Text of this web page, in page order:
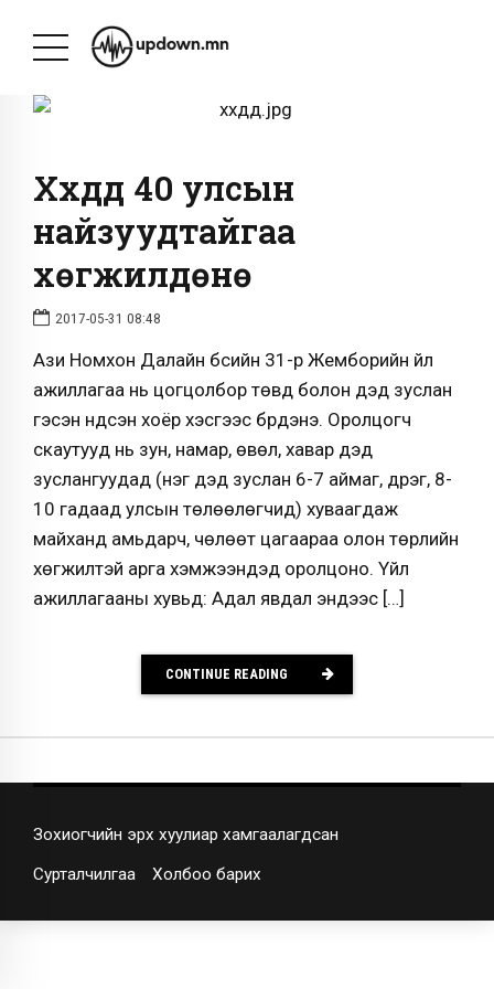
Хүүхдүүд 40 улсын
найзуудтайгаа
хөгжилдөнө
2017-05-31 08:48
Ази Номхон Далайн бүсийн 31-р Жемборийн үйл
ажиллагаа нь цогцолбор төвүүд болон дэд зуслан
гэсэн үндсэн хоёр хэсгээс бүрдэнэ. Оролцогч
скаутууд нь зун, намар, өвөл, хавар дэд
зуслангуудад (нэг дэд зуслан 6-7 аймаг, дүүрэг, 8-
10 гадаад улсын төлөөлөгчид) хуваагдаж
майханд амьдарч, чөлөөт цагаараа олон төрлийн
хөгжилтэй арга хэмжээнүүдэд оролцоно. Үйл
ажиллагааны хувьд: Адал явдал эндээс […]
CONTINUE READING
Зохиогчийн эрх хуулиар хамгаалагдсан
Сурталчилгаа Холбоо барих